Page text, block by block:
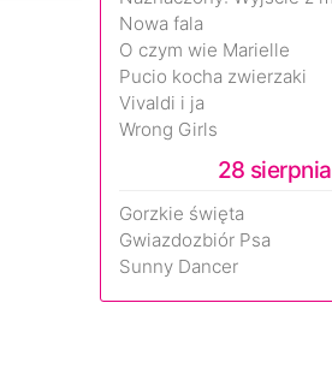
Nowa fala
O czym wie Marielle
Pucio kocha zwierzaki
Vivaldi i ja
Wrong Girls
28 sierpnia
Gorzkie święta
Gwiazdozbiór Psa
Sunny Dancer